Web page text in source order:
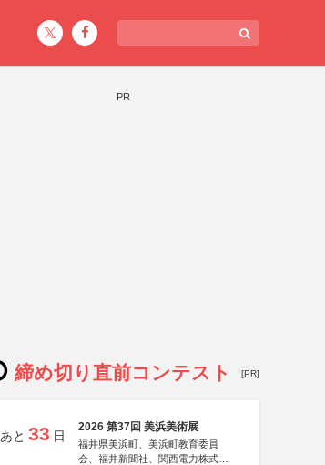
PR
締め切り直前コンテスト [PR]
あと 33 日
2026 第37回 美浜美術展
福井県美浜町、美浜町教育委員
会、福井新聞社、関西電力株式会